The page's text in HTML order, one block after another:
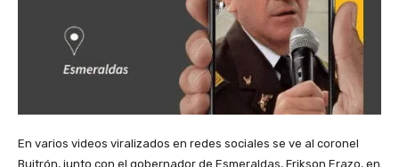
En varios videos viralizados en redes sociales se ve al coronel
Buitrón, junto con el gobernador de Esmeraldas, Frikson Erazo, en